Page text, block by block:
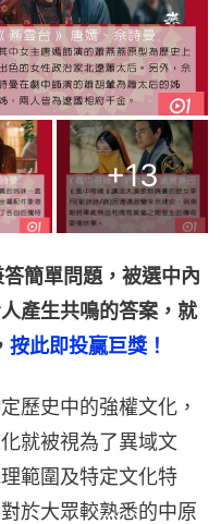
+13
簡單問題，被選中內
產生共鳴的答案，就
歷史中的強權文化，
就被視為了異域文
範圍及特定文化特
於大眾較熟悉的中原